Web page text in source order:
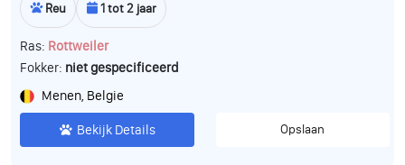
Reu 1 tot 2 jaar
Ras: Rottweiler
Fokker: niet gespecificeerd
Menen, Belgie
Bekijk Details Opslaan